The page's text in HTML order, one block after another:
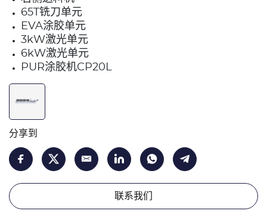
65T铣刀单元
EVA涂胶单元
3kW激光单元
6kW激光单元
PUR涂胶机CP20L
分享到
联系我们